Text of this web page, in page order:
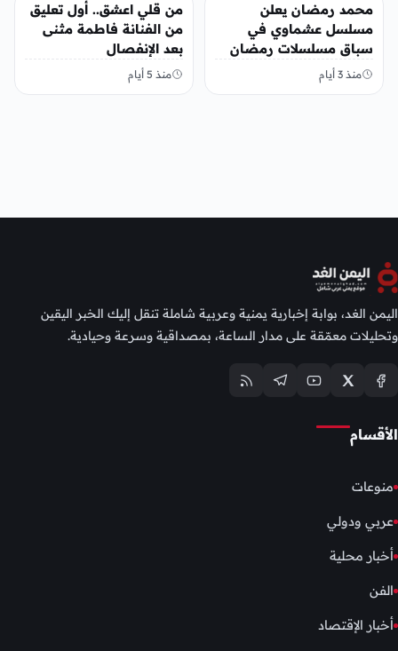
محمد رمضان يعلن
مسلسل عشماوي في
سباق مسلسلات رمضان
2027
منذ 3 أيام
من قلي اعشق.. أول تعليق
من الفنانة فاطمة مثنى
بعد الإنفصال
منذ 5 أيام
اليمن الغد، بوابة إخبارية يمنية وعربية شاملة تنقل إليك الخبر اليقين
وتحليلات معمّقة على مدار الساعة، بمصداقية وسرعة وحيادية.
الأقسام
منوعات
عربي ودولي
أخبار محلية
الفن
أخبار الإقتصاد